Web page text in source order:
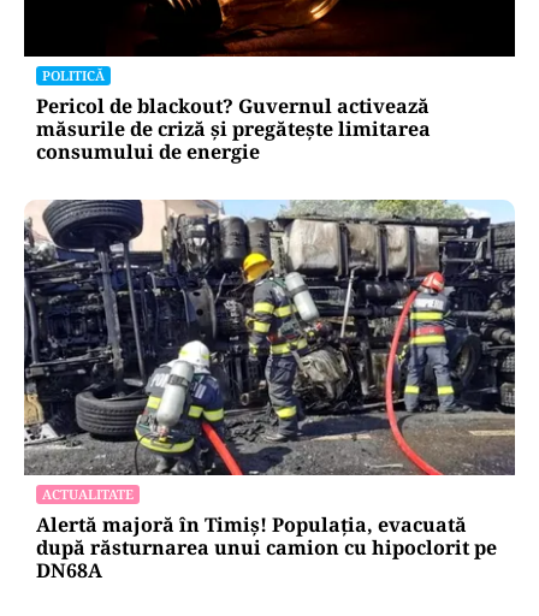
POLITICĂ
Pericol de blackout? Guvernul activează
măsurile de criză și pregătește limitarea
consumului de energie
ACTUALITATE
Alertă majoră în Timiș! Populația, evacuată
după răsturnarea unui camion cu hipoclorit pe
DN68A